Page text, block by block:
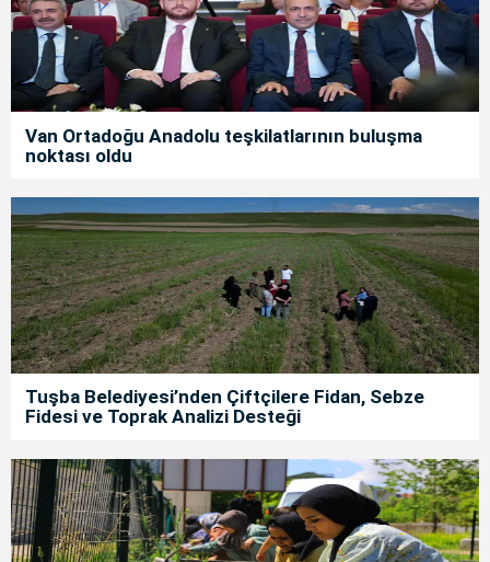
Van Ortadoğu Anadolu teşkilatlarının buluşma
noktası oldu
Tuşba Belediyesi’nden Çiftçilere Fidan, Sebze
Fidesi ve Toprak Analizi Desteği